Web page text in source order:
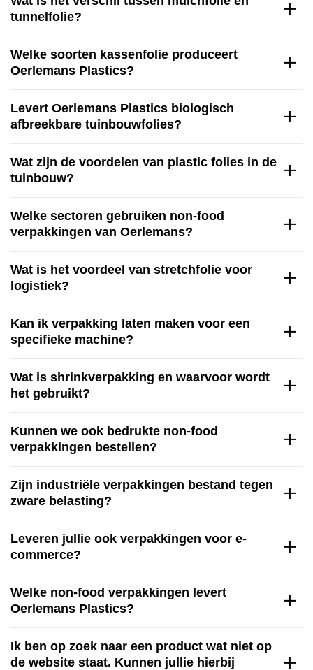
tunnelfolie?
Welke soorten kassenfolie produceert
Oerlemans Plastics?
Levert Oerlemans Plastics biologisch
afbreekbare tuinbouwfolies?
Wat zijn de voordelen van plastic folies in de
tuinbouw?
Welke sectoren gebruiken non-food
verpakkingen van Oerlemans?
Wat is het voordeel van stretchfolie voor
logistiek?
Kan ik verpakking laten maken voor een
specifieke machine?
Wat is shrinkverpakking en waarvoor wordt
het gebruikt?
Kunnen we ook bedrukte non-food
verpakkingen bestellen?
Zijn industriële verpakkingen bestand tegen
zware belasting?
Leveren jullie ook verpakkingen voor e-
commerce?
Welke non-food verpakkingen levert
Oerlemans Plastics?
Ik ben op zoek naar een product wat niet op
de website staat. Kunnen jullie hierbij